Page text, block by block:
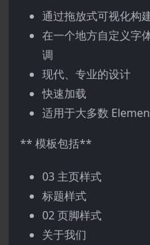
通过拖放式可视化构
在一个地方自定义字
调
现代、专业的设计
快速加载
适用于大多数
** 模板包括**
03 主页样式
标题样式
02 页脚样式
关于我们